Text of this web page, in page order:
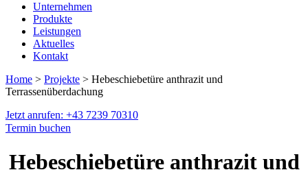
Unternehmen
Produkte
Leistungen
Aktuelles
Kontakt
Home > Projekte > Hebeschiebetüre anthrazit und
Terrassenüberdachung
Jetzt anrufen: +43 7239 70310
Termin buchen
Hebeschiebetüre anthrazit und